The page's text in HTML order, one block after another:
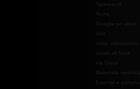
Tabernacoli
valige celebrazione
Mattonella ceramica
Essenze e profumi e